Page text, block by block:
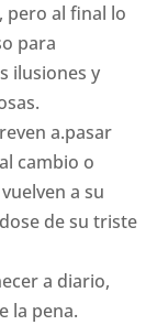
pero al final lo
para
ilusiones y
a.pasar
cambio o
a su
de su triste
a diario,
la pena.